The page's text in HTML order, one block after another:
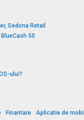
Sedona Retail
50
ului?
Finantare Aplicatie de mobil